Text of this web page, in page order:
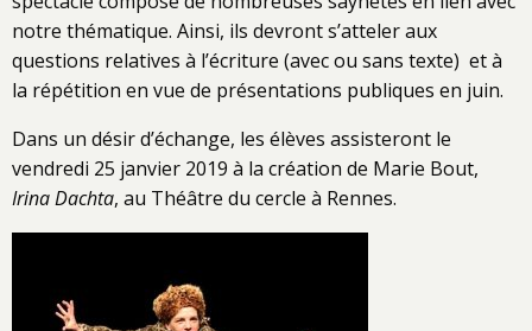
notre thématique. Ainsi, ils devront s’atteler aux
questions relatives à l’écriture (avec ou sans texte) et à
la répétition en vue de présentations publiques en juin.
Dans un désir d’échange, les élèves assisteront le
vendredi 25 janvier 2019 à la création de Marie Bout,
Irina Dachta, au Théâtre du cercle à Rennes.